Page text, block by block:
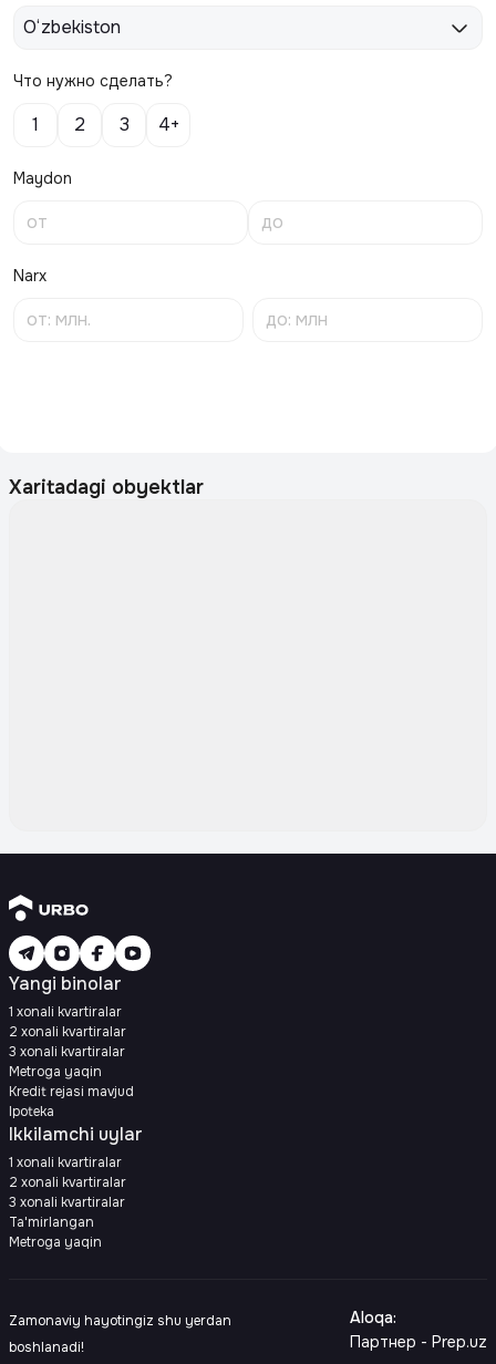
O‘zbekiston
Что нужно сделать?
1 2 3 4+
Maydon
Narx
Xaritadagi obyektlar
Yangi binolar
1 xonali kvartiralar
2 xonali kvartiralar
3 xonali kvartiralar
Metroga yaqin
Kredit rejasi mavjud
Ipoteka
Ikkilamchi uylar
1 xonali kvartiralar
2 xonali kvartiralar
3 xonali kvartiralar
Ta'mirlangan
Metroga yaqin
Zamonaviy hayotingiz shu yerdan
boshlanadi!
Aloqa:
Партнер - Prep.uz